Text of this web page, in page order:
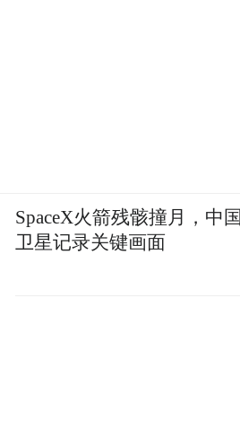
SpaceX火箭残骸撞月，中国
卫星记录关键画面